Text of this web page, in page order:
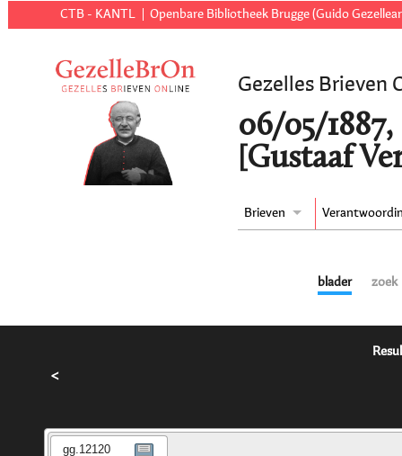
CTB - KANTL Openbare Bibliotheek Brugge (Guido
Gezelles Brieven
06/05/
[Gustaaf
Brieven
blader zoek
<
gg.12120